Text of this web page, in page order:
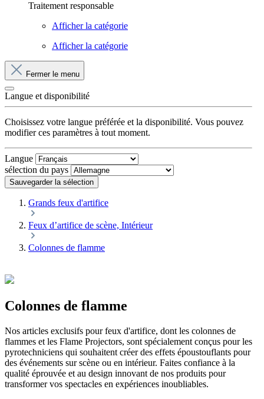
Traitement responsable
Afficher la catégorie
Afficher la catégorie
Fermer le menu
Langue et disponibilité
Choisissez votre langue préférée et la disponibilité. Vous pouvez
modifier ces paramètres à tout moment.
Langue
sélection du pays
Sauvegarder la sélection
Grands feux d'artifice
Feux d’artifice de scène, Intérieur
Colonnes de flamme
Colonnes de flamme
Nos articles exclusifs pour feux d'artifice, dont les colonnes de
flammes et les Flame Projectors, sont spécialement conçus pour les
pyrotechniciens qui souhaitent créer des effets époustouflants pour
des événements sur scène ou en intérieur. Faites confiance à la
qualité éprouvée et au design innovant de nos produits pour
transformer vos spectacles en expériences inoubliables.